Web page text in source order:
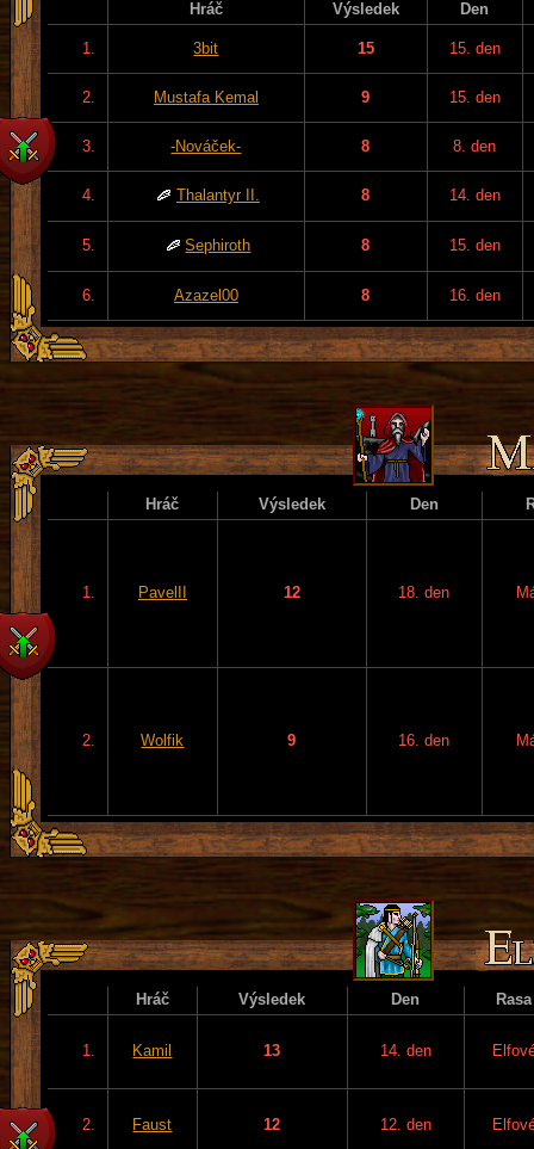
Hráč Výsledek Den
1. 3bit 15 15. den
2. Mustafa Kemal 9 15. den
3. -Nováček- 8 8. den
4. Thalantyr II. 8 14. den
5. Sephiroth 8 15. den
6. Azazel00 8 16. den
Hráč Výsledek Den
1. PavelII 12 18. den
2. Wolfik 9 16. den
Hráč Výsledek Den Rasa
1. Kamil 13 14. den
2. Faust 12 12. den